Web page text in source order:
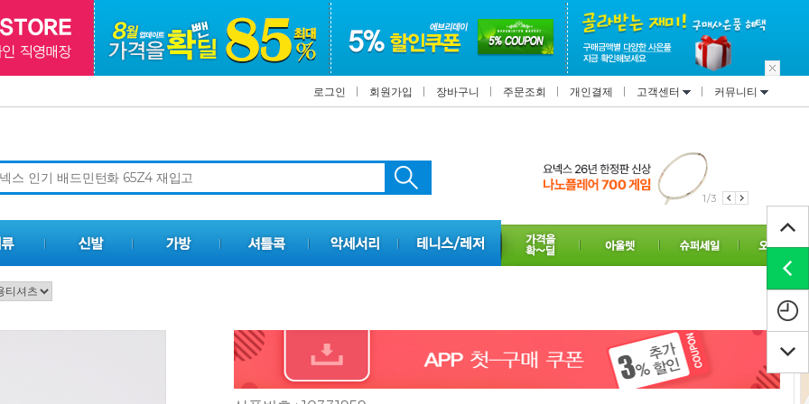
로그인 회원가입 장바구니 주문조회 개인결제 고객센터 커뮤니티
1/3